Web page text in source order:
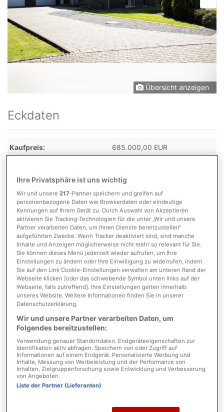
Übersicht anzeigen
Eckdaten
Kaufpreis 685.000,00 EUR
Kosten
Provision
3,57 % inkl. gesetzl. MwSt.
vom Käufer
Provision inkl. MwSt. ja
Detaillierte Informationen
Flächen
Schlafzimmer 3
Badezimmer
Ihre Privatsphäre ist uns wichtig
Wir und unsere217-Partner speichern und greifen auf
personenbezogene Daten wie Browserdaten oder eindeutige
Kennungen auf Ihrem Gerät zu. Durch Auswahl von Akzeptieren
aktivieren Sie Tracking-Technologien für die unter „Wir und unsere
Partner verarbeiten Daten, um Ihnen Dienste bereitzustellen“
aufgeführten Zwecke. Wenn Tracker deaktiviert sind, sind manche
Inhalte und Anzeigen möglicherweise nicht mehr so relevant für Sie.
Sie können dieses Menü jederzeit wieder aufrufen, um Ihre
Einstellungen zu ändern oder Ihre Einwilligung zu widerrufen, indem
Sie auf den Link Cookie-Einstellungen verwalten am unteren Rand der
Webseite klicken [oder das schwebende Symbol unten links auf der
Webseite, falls zutreffend]. Ihre Einstellungen gelten innerhalb
unseres Website. Weitere Informationen finden Sie in unserer
Datenschutzerklärung.
Wir und unsere Partner verarbeiten Daten, um
Folgendes bereitzustellen:
Verwendung genauer Standortdaten. Endgeräteeigenschaften zur
Identifikation aktiv abfragen. Speichern von oder Zugriff auf
Informationen auf einem Endgerät. Personalisierte Werbung und
Inhalte, Messung von Werbeleistung und der Performance von
Inhalten, Zielgruppenforschung sowie Entwicklung und Verbesserung
von Angeboten.
Liste der Partner (Lieferanten)